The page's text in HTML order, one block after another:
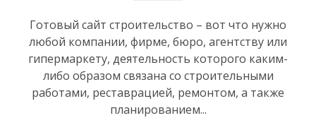
Готовый сайт строительство – вот что нужно
любой компании, фирме, бюро, агентству или
гипермаркету, деятельность которого каким-
либо образом связана со строительными
работами, реставрацией, ремонтом, а также
планированием...